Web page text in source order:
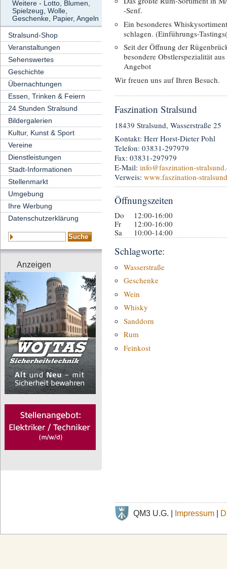
Weitere - Lotto, Blumen,
Spielzeug, Wolle,
Geschenke, Papier, Angeln
Stralsund-Shop
Veranstaltungen
Sehenswertes
Geschichte
Übernachtungen
Essen, Trinken & Feiern
24 Stunden Stralsund
Bildergalerien
Kultur, Kunst & Sport
Vereine
Dienstleistungen
Stadt-Informationen
Stellenmarkt
Umgebung
Ihre Werbung
Datenschutzerklärung
Anzeigen
-Senf.
Ein besonderes
schlagen. (Einführungs-
Seit der Öffnung der
besondere Obstlerspezialität
Angebot
Wir freuen uns auf Ihren Besuch.
Faszination Stralsund
18439 Stralsund, Wasserstraße 25
Kontakt: Herr Horst-Dieter Pohl
Telefon: 03831-297979
Fax: 03831-297979
E-Mail: info@faszination-
Verweis: www.faszination-
Öffnungszeiten
Do
12:00-16:00
Fr
12:00-16:00
Sa
10:00-14:00
Schlagworte:
Wasserstraße
Geschenke
Wein
Whisky
Sanddorn
Rum
Feinkost
QM3 U.G. | Impressum